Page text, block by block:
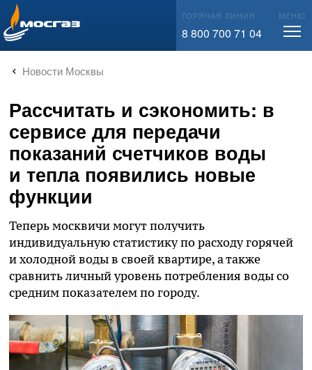
info@mos-gaz.ru ГОРЯЧАЯ ЛИНИЯ
8 800 700 71 04
МЕНЮ
Новости Москвы
Рассчитать и сэкономить: в
сервисе для передачи
показаний счетчиков воды
и тепла появились новые
функции
Теперь москвичи могут получить
индивидуальную статистику по расходу горячей
и холодной воды в своей квартире, а также
сравнить личный уровень потребления воды со
средним показателем по городу.